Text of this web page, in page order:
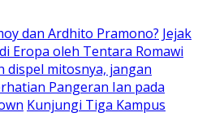
dan Ardhito Pramono? Jejak
Eropa oleh Tentara Romawi
dispel mitosnya, jangan
Pangeran Ian pada
Kunjungi Tiga Kampus